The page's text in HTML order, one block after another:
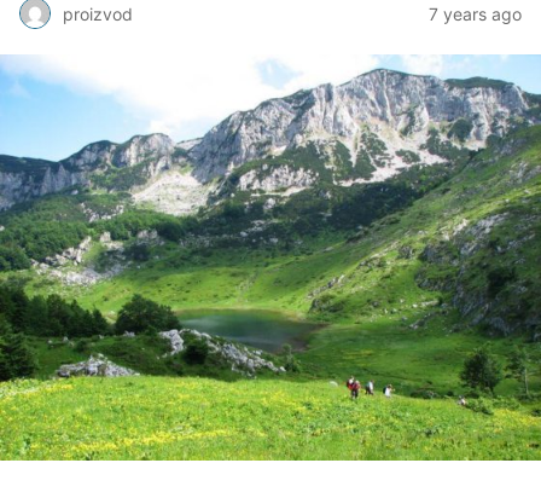
proizvod 7 years ago